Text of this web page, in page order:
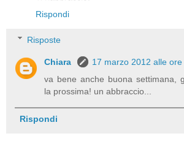
Rispondi
Risposte
Chiara
17 marzo 2012 alle ore
va bene anche buona settimana,
la prossima! un abbraccio...
Rispondi